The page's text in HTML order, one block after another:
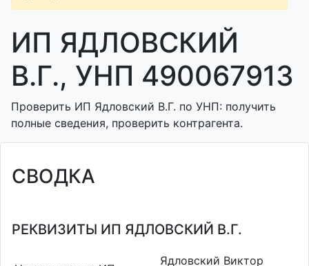
ИП ЯДЛОВСКИЙ
В.Г., УНП 490067913
Проверить ИП Ядловский В.Г. по УНП: получить
полные сведения, проверить контрагента.
СВОДКА
РЕКВИЗИТЫ ИП ЯДЛОВСКИЙ В.Г.
Ядловский Виктор